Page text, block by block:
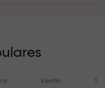
y
está
Venta